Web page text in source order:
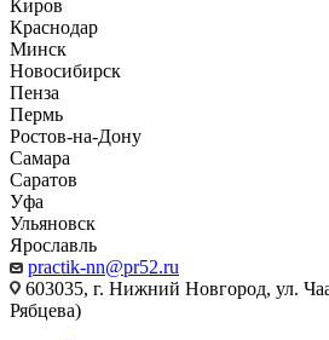
Киров
Краснодар
Минск
Новосибирск
Пенза
Пермь
Ростов-на-Дону
Самара
Саратов
Уфа
Ульяновск
Ярославль
practik-nn@pr52.ru
603035, г. Нижний Новгород, ул.
Рябцева)